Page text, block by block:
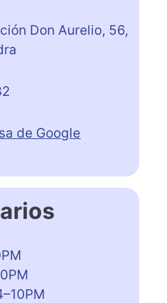
Don Aurelio, 56,
de Google